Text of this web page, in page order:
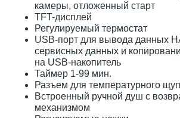
камеры, отложенный старт
TFT-дисплей
Регулируемый термостат
USB-порт для вывода данных
сервисных данных и
на USB-накопитель
Таймер 1-99 мин.
Разъем для температурного
Встроенный ручной душ с
механизмом